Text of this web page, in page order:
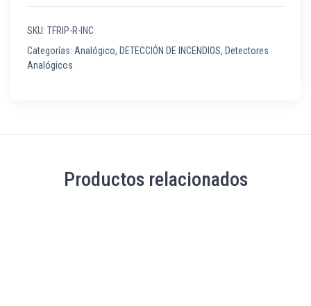
SKU: TFRIP-R-INC
Categorías: Analógico, DETECCIÓN DE INCENDIOS, Detectores
Analógicos
Productos relacionados